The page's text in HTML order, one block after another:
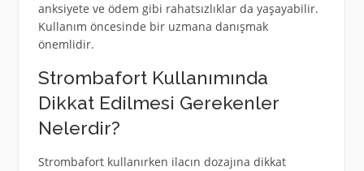
anksiyete ve ödem gibi rahatsızlıklar da yaşayabilir.
Kullanım öncesinde bir uzmana danışmak
önemlidir.
Strombafort Kullanımında
Dikkat Edilmesi Gerekenler
Nelerdir?
Strombafort kullanırken ilacın dozajına dikkat